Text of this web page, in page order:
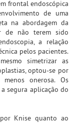
frontal endoscópica
de uma
na abordagem da
de não terem sido
a relação
pelos pacientes.
simetrizar as
optou-se por
onerosa. Os
segura aplicação do
Knise quanto ao